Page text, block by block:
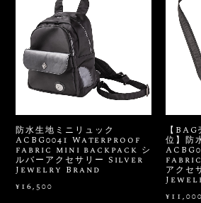
防水生地ミニリュック
ACBG0041 Waterproof
fabric mini backpack シ
ルバーアクセサリー Silver
Jewelry Brand
¥16,500
【
位】防
fabric
アク
¥11,000